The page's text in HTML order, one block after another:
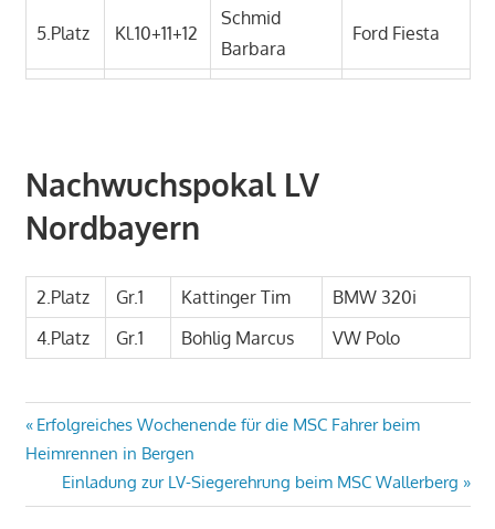
5.Platz Kl.10+11+12
Schmid
Barbara
Ford Fiesta
Nachwuchspokal LV
Nordbayern
2.Platz Gr.1 Kattinger Tim
BMW 320i
4.Platz
Gr.1 Bohlig Marcus VW Polo
Beitragsnavigation
Vorheriger
Beitrag:
Erfolgreiches Wochenende für die MSC Fahrer beim
Heimrennen in Bergen
Nächster
Beitrag:
Einladung zur LV-Siegerehrung beim MSC Wallerberg